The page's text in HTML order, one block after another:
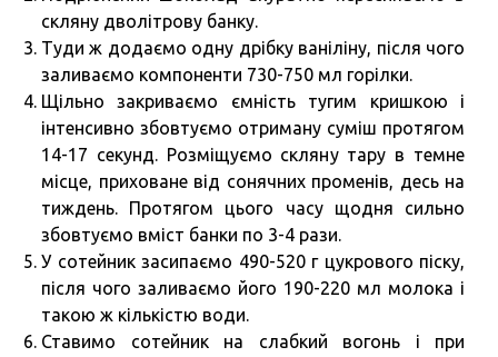
скляну дволітрову банку.
Туди ж додаємо одну дрібку ваніліну, після чого
заливаємо компоненти 730-750 мл горілки.
Щільно закриваємо ємність тугим кришкою і
інтенсивно збовтуємо отриману суміш протягом
14-17 секунд. Розміщуємо скляну тару в темне
місце, приховане від сонячних променів, десь на
тиждень. Протягом цього часу щодня сильно
збовтуємо вміст банки по 3-4 рази.
У сотейник засипаємо 490-520 г цукрового піску,
після чого заливаємо його 190-220 мл молока і
такою ж кількістю води.
Ставимо сотейник на слабкий вогонь і при